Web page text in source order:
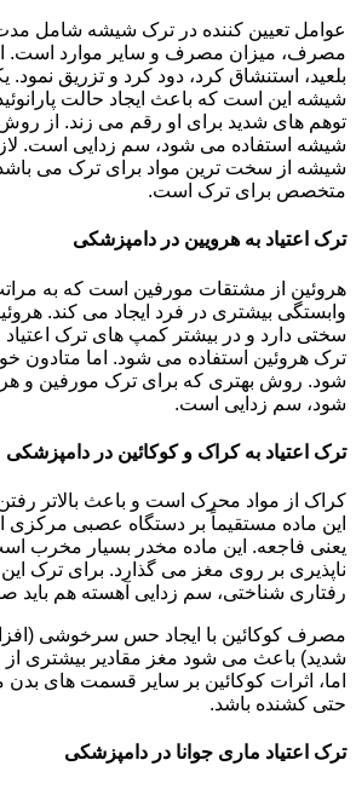
عوامل تعیین کننده در ترک شیشه شامل
مصرف، میزان مصرف و سایر موارد است.
بلعید، استنشاق کرد، دود کرد و تزریق
شیشه این است که باعث ایجاد حالت
توهم های شدید برای او رقم می زند. از
شیشه استفاده می شود، سم زدایی است.
شیشه از سخت ترین مواد برای ترک می باشد
متخصص برای ترک است.
ترک اعتیاد به هرویین در دامپزشکی
هروئین از مشتقات مورفین است که به
وابستگی بیشتری در فرد ایجاد می کند.
سختی دارد و در بیشتر کمپ های ترک
ترک هروئین استفاده می شود. اما متادون
شود. روش بهتری که برای ترک مورفین و
شود، سم زدایی است.
ترک اعتیاد به کراک و کوکائین در دامپزشکی
کراک از مواد محرک است و باعث بالاتر
این ماده مستقیماً بر دستگاه عصبی مرکزی
یعنی فاجعه. این ماده مخدر بسیار مخرب
ناپذیری بر روی مغز می گذارد. برای ترک
رفتاری شناختی، سم زدایی آهسته هم باید
مصرف کوکائین با ایجاد حس سرخوشی
شدید) باعث می شود مغز مقادیر بیشتری از
اما، اثرات کوکائین بر سایر قسمت های بدن
حتی کشنده باشد.
ترک اعتیاد ماری جوانا در دامپزشکی